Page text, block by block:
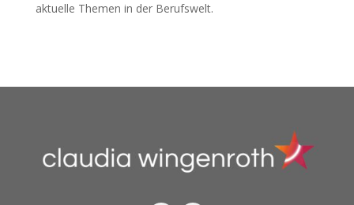
aktuelle Themen in der Berufswelt.